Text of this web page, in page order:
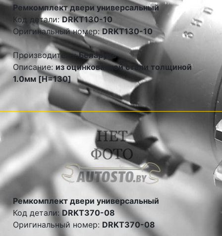
Ремкомплект двери универсальный
Код детали:DRKT130-10
Оригинальный номер: DRKT130-10
Производитель:Беларусь
Описание: из оцинкованной стали толщиной
1.0мм [H=130]
Ремкомплект двери универсальный
Код детали: DRKT370-08
Оригинальный номер: DRKT370-08